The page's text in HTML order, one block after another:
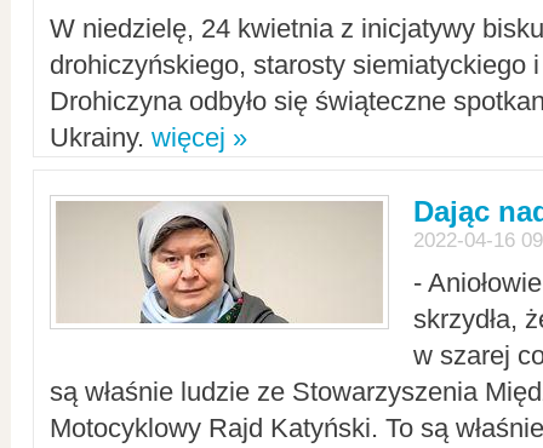
W niedzielę, 24 kwietnia z inicjatywy
drohiczyńskiego, starosty siemiatyckiego
Drohiczyna odbyło się świąteczne
Ukrainy. więcej »
Dając
2022-04-16
-
skrzydła,
w szarej
są właśnie ludzie ze Stowarzyszenia
Motocyklowy Rajd Katyński. To są